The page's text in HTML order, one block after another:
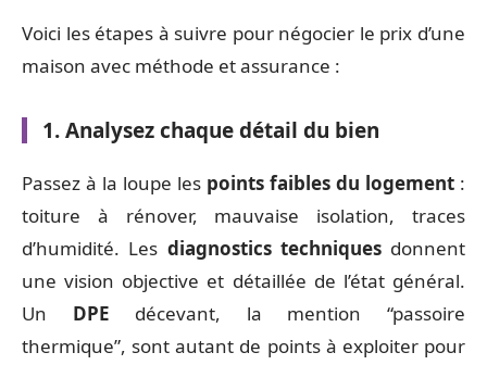
Voici les étapes à suivre pour négocier le prix d’une
maison avec méthode et assurance :
1. Analysez chaque détail du bien
Passez à la loupe les points faibles du logement :
toiture à rénover, mauvaise isolation, traces
d’humidité. Les diagnostics techniquesdonnent
une vision objective et détaillée de l’état général.
Un DPE décevant, la mention “passoire
thermique”, sont autant de points à exploiter pour